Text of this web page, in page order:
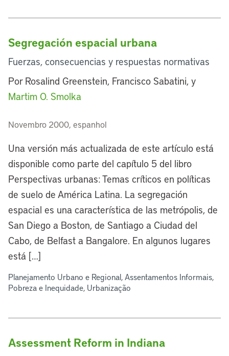
Segregación espacial urbana
Fuerzas, consecuencias y respuestas normativas
Por Rosalind Greenstein, Francisco Sabatini, y
Martim O. Smolka
Novembro 2000, espanhol
Una versión más actualizada de este artículo está
disponible como parte del capítulo 5 del libro
Perspectivas urbanas: Temas críticos en políticas
de suelo de América Latina. La segregación
espacial es una característica de las metrópolis, de
San Diego a Boston, de Santiago a Ciudad del
Cabo, de Belfast a Bangalore. En algunos lugares
está […]
Planejamento Urbano e Regional, Assentamentos Informais,
Pobreza e Inequidade, Urbanização
Assessment Reform in Indiana